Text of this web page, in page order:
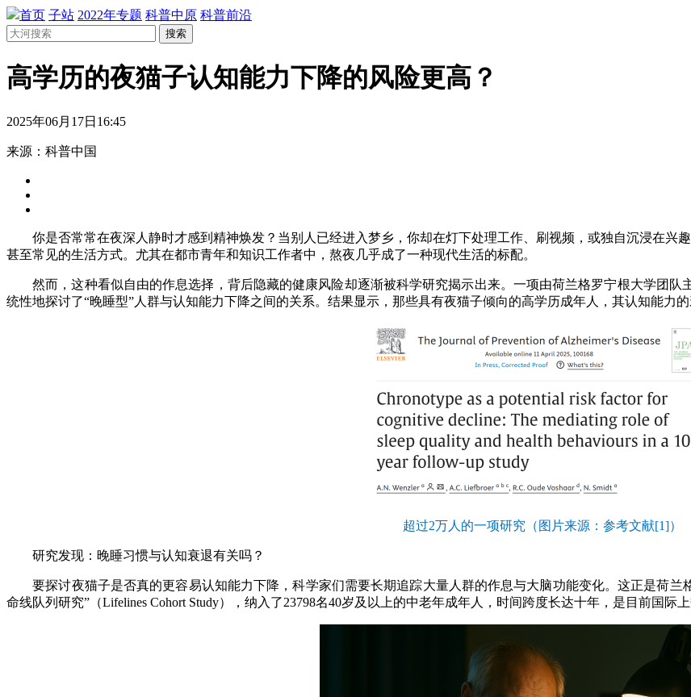
首页 子站 2022年专题 科普中原 科普前沿
搜索
高学历的夜猫子认知能力下降的风险更高？
2025年06月17日16:45
来源：科普中国
你是否常常在夜深人静时才感到精神焕发？当别人已经进入梦乡，你却在灯下处理工作、刷视频，或独自沉浸在兴
甚至常见的生活方式。尤其在都市青年和知识工作者中，熬夜几乎成了一种现代生活的标配。
然而，这种看似自由的作息选择，背后隐藏的健康风险却逐渐被科学研究揭示出来。一项由荷兰格罗宁根大学团队
统性地探讨了“晚睡型”人群与认知能力下降之间的关系。结果显示，那些具有夜猫子倾向的高学历成年人，其认知能力
超过2万人的一项研究（图片来源：参考文献[1]）
研究发现：晚睡习惯与认知衰退有关吗？
要探讨夜猫子是否真的更容易认知能力下降，科学家们需要长期追踪大量人群的作息与大脑功能变化。这正是荷兰
命线队列研究”（Lifelines Cohort Study），纳入了23798名40岁及以上的中老年成年人，时间跨度长达十年，是目前国际